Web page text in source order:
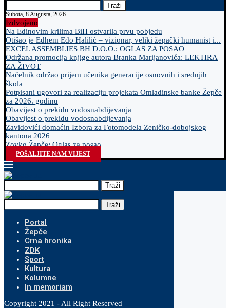
Traži
Subota, 8 Augusta, 2026
Izdvojeno
Na Edinovim krilima BiH ostvarila prvu pobjedu
Otišao je Edhem Edo Halilić – vizionar, veliki žepački humanist i...
EXCEL ASSEMBLIES BH D.O.O.: OGLAS ZA POSAO
Održana promocija knjige autora Branka Marijanovića: LEKTIRA
ZA ŽIVOT
Načelnik održao prijem učenika generacije osnovnih i srednjih
škola
Potpisani ugovori za realizaciju projekata Omladinske banke Žepče
za 2026. godinu
Obavijest o prekidu vodosnabdijevanja
Obavijest o prekidu vodosnabdijevanja
Zavidovići domaćin Izbora za Fotomodela Zeničko-dobojskog
kantona 2026
Zovko Žepče: Oglas za posao
POŠALJITE NAM VIJEST
Traži
Traži
Portal
Žepče
Crna hronika
ZDK
Sport
Kultura
Kolumne
In memoriam
Copyright 2021 - All Right Reserved